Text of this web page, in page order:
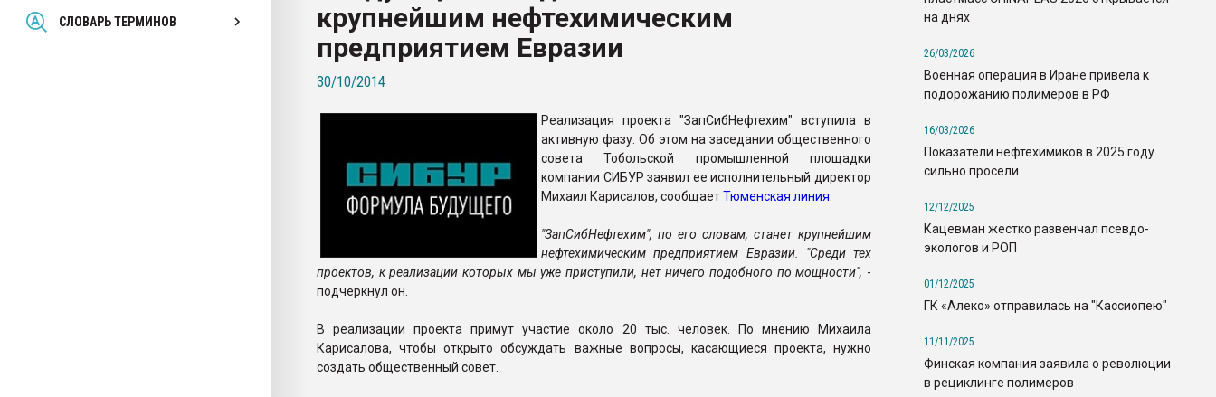
СЛОВАРЬ ТЕРМИНОВ
Всё, что касается выдува ПЭТ
бутылок
ПЕРЕЙТИ НА ФОРУМ
крупнейшим нефтехимическим
предприятием Евразии
30/10/2014
Реализация проекта "ЗапСибНефтехим" вступила в
активную фазу. Об этом на заседании общественного
совета Тобольской промышленной площадки
компании СИБУР заявил ее исполнительный директор
Михаил Карисалов, сообщаетТюменская линия.
"ЗапСибНефтехим", по его словам, станет крупнейшим
нефтехимическим предприятием Евразии. "Среди тех
проектов, к реализации которых мы уже приступили, нет ничего подобного по мощности", -
подчеркнул он.
В реализации проекта примут участие около 20 тыс. человек. По мнению Михаила
Карисалова, чтобы открыто обсуждать важные вопросы, касающиеся проекта, нужно
создать общественный совет.
на днях
26/03/2026
Военная операция в Иране привела к
подорожанию полимеров в РФ
16/03/2026
Показатели нефтехимиков в 2025 году
сильно просели
12/12/2025
Кацевман жестко развенчал псевдо-
экологов и РОП
01/12/2025
ГК «Алеко» отправилась на "Кассиопею"
11/11/2025
Финская компания заявила о революции
в рециклинге полимеров